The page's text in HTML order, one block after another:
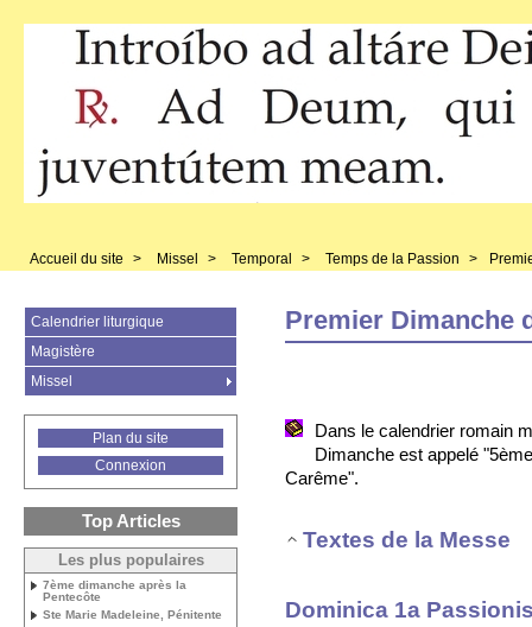
Accueil du site > Missel > Temporal > Temps de la Passion >
Premier Dimanche
Dans le calendrier romain
Dimanche est appelé
Carême".
Textes de la Messe
Dominica 1a
Calendrier liturgique
Magistère
Missel
Plan du site
Connexion
Top Articles
Les plus populaires
7ème dimanche après la
Pentecôte
Ste Marie Madeleine, Pénitente